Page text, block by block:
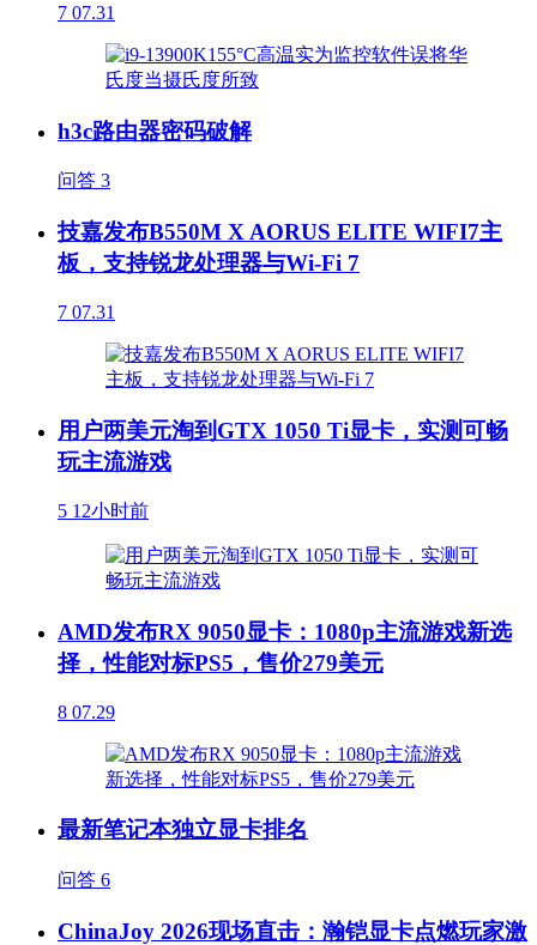
7 07.31
h3c路由器密码破解
问答 3
技嘉发布B550M X AORUS ELITE WIFI7主
板，支持锐龙处理器与Wi-Fi 7
7 07.31
用户两美元淘到GTX 1050 Ti显卡，实测可畅
玩主流游戏
5 12小时前
AMD发布RX 9050显卡：1080p主流游戏新选
择，性能对标PS5，售价279美元
8 07.29
最新笔记本独立显卡排名
问答 6
ChinaJoy 2026现场直击：瀚铠显卡点燃玩家激